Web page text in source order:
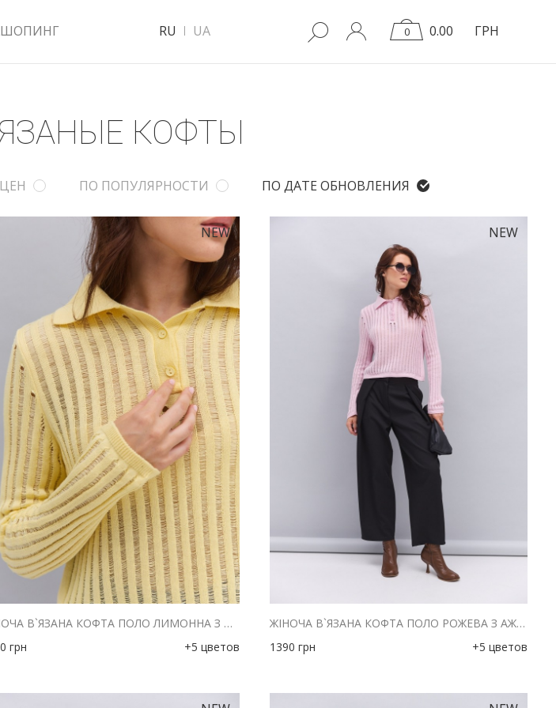
RU UA 0 0.00 ГРН
КОФТЫ
ПО ПОПУЛЯРНОСТИ ПО ДАТЕ ОБНОВЛЕНИЯ
NEW
ЖІНОЧА В`ЯЗАНА КОФТА ПОЛО ЛИМОННА З АЖУРНИМИ СМУЖКАМИ
грн +5 цветов
NEW
ЖІНОЧА В`ЯЗАНА КОФТА ПОЛО РОЖЕВА З АЖУРНИМИ СМУЖКАМИ
1390 грн +5 цветов